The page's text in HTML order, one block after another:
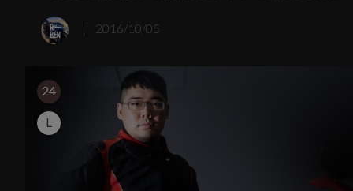
牌銷售；接著電控系統大幅提升，將有更多的GP科技下
被限縮，減重換取更好的馬力重量比會是另一個發展方
向，而這三個要素，能在2017 HONDA CBR1000RR SP
SP2身上看見。
2016/10/05
24
L